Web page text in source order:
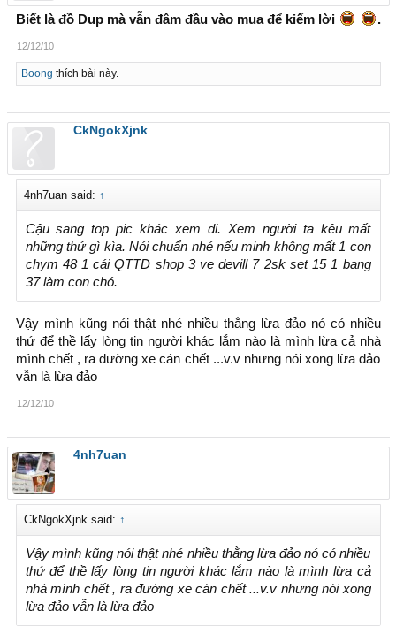
Biết là đồ Dup mà vẫn đâm đầu vào mua để kiếm lời .
12/12/10
Boong thích bài này.
CkNgokXjnk
4nh7uan said: ↑
Cậu sang top pic khác xem đi. Xem người ta kêu mất
những thứ gì kìa. Nói chuẩn nhé nếu minh không mất 1 con
chym 48 1 cái QTTD shop 3 ve devill 7 2sk set 15 1 bang
37 làm con chó.
Vậy mình kũng nói thật nhé nhiều thằng lừa đảo nó có nhiều
thứ để thề lấy lòng tin người khác lắm nào là mình lừa cả nhà
mình chết , ra đường xe cán chết ...v.v nhưng nói xong lừa đảo
vẫn là lừa đảo
12/12/10
4nh7uan
CkNgokXjnk said: ↑
Vậy mình kũng nói thật nhé nhiều thằng lừa đảo nó có nhiều
thứ để thề lấy lòng tin người khác lắm nào là mình lừa cả
nhà mình chết , ra đường xe cán chết ...v.v nhưng nói xong
lừa đảo vẫn là lừa đảo